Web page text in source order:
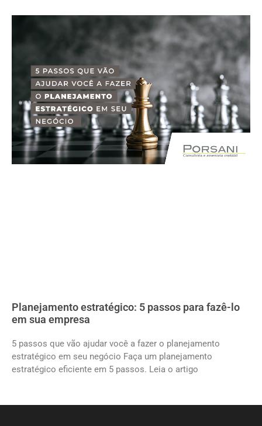
Planejamento estratégico: 5 passos para fazê-lo
em sua empresa
5 passos que vão ajudar você a fazer o planejamento
estratégico em seu negócio Faça um planejamento
estratégico eficiente em 5 passos. Leia o artigo